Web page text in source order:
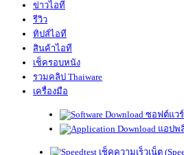
ข่าวไอที
รีวิว
ทิปส์ไอที
สินค้าไอที
เช็ครอบหนัง
รวมคลิป Thaiware
เครื่องมือ
ซอฟต์แวร์
แอปพ
เช็คความเร็วเน็ต